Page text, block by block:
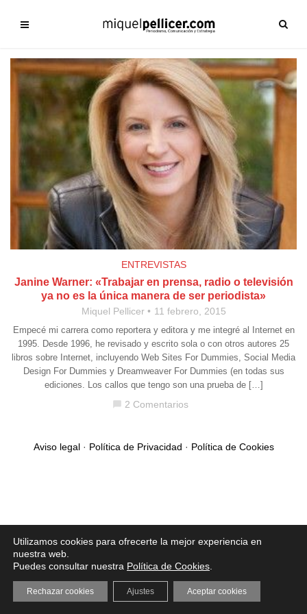
ENTREVISTAS
Janine Warner: «Trabajar en prensa, radio o televisión
ya no es la única manera de ser periodista»
Miquel Pellicer 11 febrero, 2015
Empecé mi carrera como reportera y editora y me integré al Internet en
1995. Desde 1996, he revisado y escrito sola o con otros autores 25
libros sobre Internet, incluyendo Web Sites For Dummies, Social Media
Design For Dummies y Dreamweaver For Dummies (en todas sus
ediciones. Los callos que tengo son una prueba de […]
2 Comentarios
Aviso legal· Política de Privacidad · Política de Cookies
Utilizamos cookies para ofrecerte la mejor experiencia en
nuestra web.
Puedes consultar nuestra Política de Cookies
Aceptar cookies
Rechazar cookies Ajustes